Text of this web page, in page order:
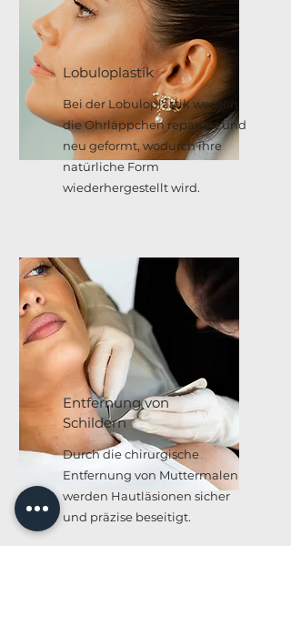
Lobuloplastik
Bei der Lobuloplastik werden
die Ohrläppchen repariert und
neu geformt, wodurch ihre
natürliche Form
wiederhergestellt wird.
Entfernung von
Schildern
Durch die chirurgische
Entfernung von Muttermalen
werden Hautläsionen sicher
und präzise beseitigt.